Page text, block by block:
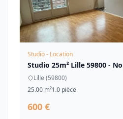
Studio - Location
Studio 25m² Lille 59800 -
Lille (59800)
25.00 m²1.0 pièce
600 €